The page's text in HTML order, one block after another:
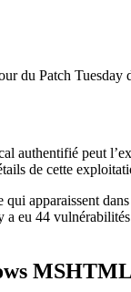
du Patch
peut
de cette
apparaissent
eu 44
MSHTML